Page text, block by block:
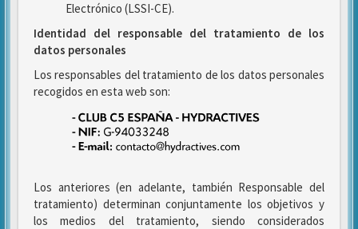
Electrónico (LSSI-CE).
Identidad del responsable del tratamiento de los
datos personales
Los responsables del tratamiento de los datos personales
recogidos en esta web son:
Los anteriores (en adelante, también Responsable del
tratamiento) determinan conjuntamente los objetivos y
los medios del tratamiento, siendo considerados